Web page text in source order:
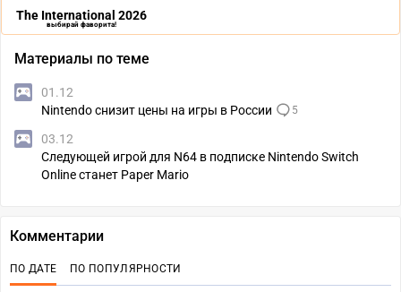
The International 2026
выбирай фаворита!
Материалы по теме
01.12
Nintendo снизит цены на игры в России
5
03.12
Следующей игрой для N64 в подписке Nintendo Switch
Online станет Paper Mario
Комментарии
ПО ДАТЕ ПО ПОПУЛЯРНОСТИ